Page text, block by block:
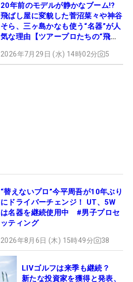
20年前のモデルが静かなブーム!?
飛ばし屋に変貌した菅沼菜々や神谷
そら、三ヶ島かなも使う“名器”が人
気な理由【ツアープロたちの“飛ば
2026年7月29日 (水) 14時02分 5
“替えないプロ”今平周吾が10年ぶり
にドライバーチェンジ！ UT、5W
は名器を継続使用中 #男子プロセ
ッティング
2026年8月6日 (木) 15時49分 38
LIVゴルフは来季も継続？
新たな投資家を獲得と発表、